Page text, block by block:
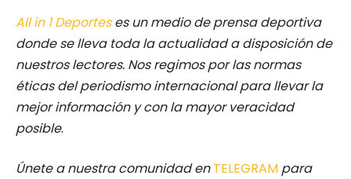
All in 1 Deporteses un medio de prensa deportiva
donde se lleva toda la actualidad a disposición de
nuestros lectores. Nos regimos por las normas
éticas del periodismo internacional para llevar la
mejor información y con la mayor veracidad
posible.
Únete a nuestra comunidad enTELEGRAM para